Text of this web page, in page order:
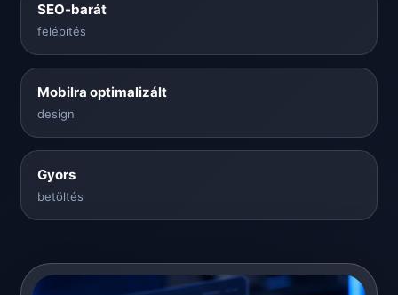
SEO-barát
felépítés
Mobilra optimalizált
design
Gyors
betöltés